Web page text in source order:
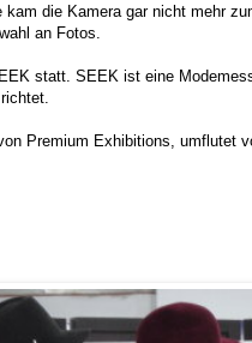
kam die Kamera gar nicht mehr
an Fotos.
statt. SEEK ist eine
Premium Exhibitions, umflutet